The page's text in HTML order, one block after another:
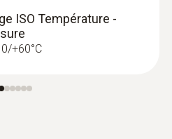
ISO Température -
+60°C